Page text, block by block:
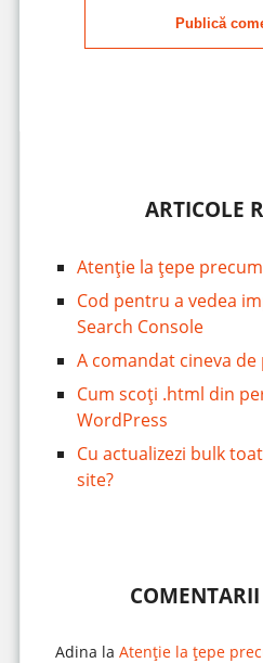
Publică
ARTICOLE
Atenție la țepe
Cod pentru a vedea
Search Console
A comandat cineva de
Cum scoți .html din
WordPress
Cu actualizezi bulk
site?
COMENTARII
Adina la Atenție la țepe